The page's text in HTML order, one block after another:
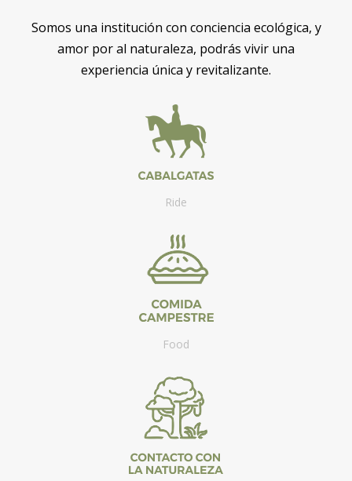
Somos una institución con conciencia ecológica, y
amor por al naturaleza, podrás vivir una
experiencia única y revitalizante.
Ride
Food